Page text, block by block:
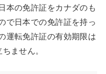
本の免許証をカナダのも
で日本での免許証を持っ
運転免許証の有効期限は
ません。